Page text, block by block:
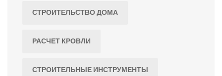
СТРОИТЕЛЬСТВО ДОМА
РАСЧЕТ КРОВЛИ
СТРОИТЕЛЬНЫЕ ИНСТРУМЕНТЫ